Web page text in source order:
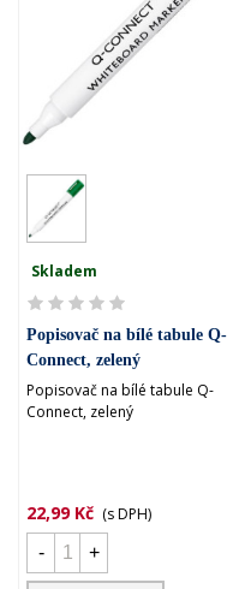
Skladem
Popisovač na bílé tabule Q-
Connect, zelený
Popisovač na bílé tabule Q-
Connect, zelený
22,99 Kč (s DPH)
-
+